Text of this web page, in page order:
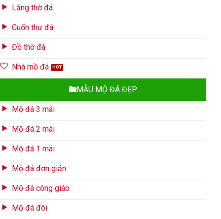
Lăng thờ đá
Cuốn thư đá
Đồ thờ đá
Nhà mồ đá
MẪU MỘ ĐÁ ĐẸP
Mộ đá 3 mái
Mộ đá 2 mái
Mộ đá 1 mái
Mộ đá đơn giản
Mộ đá công giáo
Mộ đá đôi